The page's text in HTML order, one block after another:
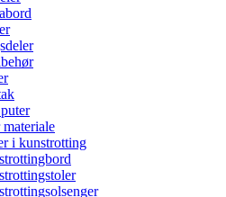
i kunstrotting